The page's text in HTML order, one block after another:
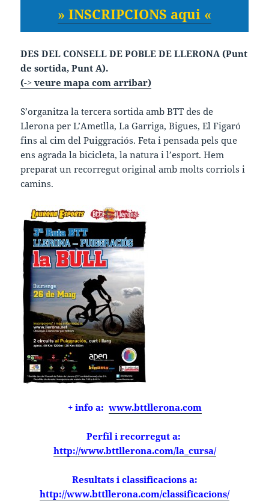
» INSCRIPCIONS aqui «
DES DEL CONSELL DE POBLE DE LLERONA (Punt
de sortida, Punt A).
(-> veure mapa com arribar)
S’organitza la tercera sortida amb BTT des de
Llerona per L’Ametlla, La Garriga, Bigues, El Figaró
fins al cim del Puiggraciós. Feta i pensada pels que
ens agrada la bicicleta, la natura i l’esport. Hem
preparat un recorregut original amb molts corriols i
camins.
+ info a: www.bttllerona.com
Perfil i recorregut a:
http://www.bttllerona.com/la_cursa/
Resultats i classificacions a:
http://www.bttllerona.com/classificacions/